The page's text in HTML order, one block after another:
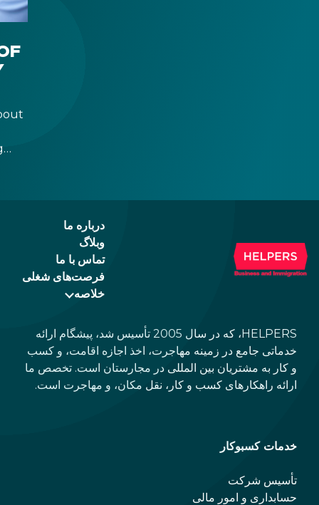
درباره ما
وبلاگ
تماس با ما
فرصت‌های شغلی
خلاصه
HELPERS، که در سال 2005 تأسیس شد، پیشگام ارائه
خدماتی جامع در زمینه مهاجرت، اخذ اجازه اقامت، و کسب
و کار به مشتریان بین المللی در مجارستان است. تخصص ما
ارائه راهکارهای کسب و کار، نقل مکان، و مهاجرت است.
خدمات کسبوکار
تأسیس شرکت
حسابداری و امور مالی